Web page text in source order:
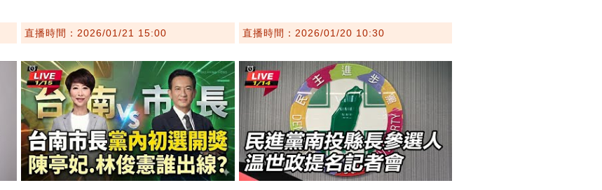
直播時間：2026/01/21 15:00 直播時間：2026/01/20 10:30